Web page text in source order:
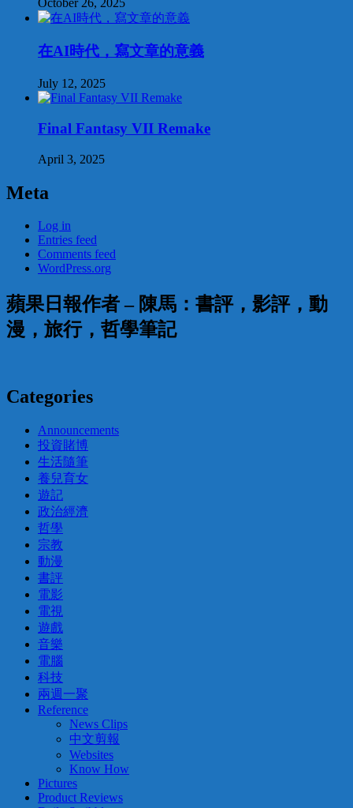
在AI時代，寫文章的意義
July 12, 2025
Final Fantasy VII Remake
April 3, 2025
Meta
Log in
Entries feed
Comments feed
WordPress.org
蘋果日報作者 – 陳馬：書評，影評，動
漫，旅行，哲學筆記
Categories
Announcements
投資賭博
生活隨筆
養兒育女
遊記
政治經濟
哲學
宗教
動漫
書評
電影
電視
遊戲
音樂
電腦
科技
兩週一聚
Reference
News Clips
中文剪報
Websites
Know How
Pictures
Product Reviews